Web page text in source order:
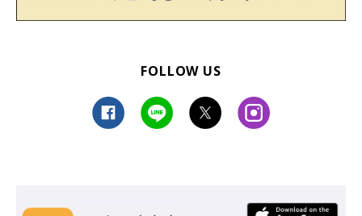
FOLLOW US